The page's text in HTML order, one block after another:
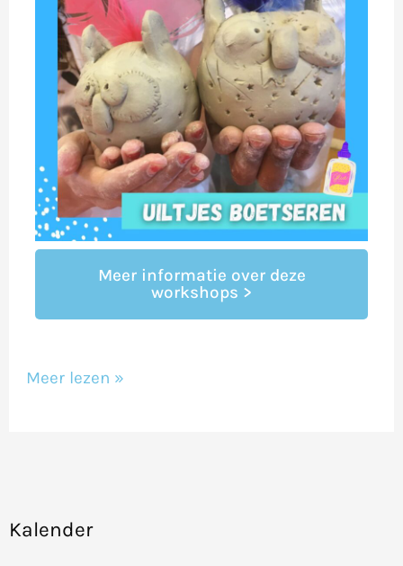
Kalender
Meer informatie over deze
workshops >
Meer lezen »